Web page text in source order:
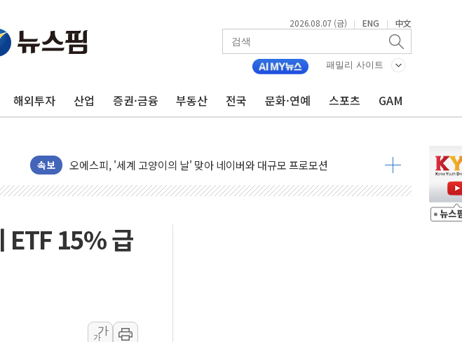
2026.08.07 (금) | ENG | 中文
패밀리 사이트
해외투자 산업 증권·금융 부동산 전국 문화·연예 스포츠 GAM
속보
"유니셈, 메모리 투자 재개·원가 안정화 '겹호재'" - 신한투자
샤페론, 임시주총서 5대1 액면병합 의결
29CM, 홈·라이프스타일 기획전 '이구홈위크' …최대 90% 할인
새온, '자율주행자동차 AI 미션 챌린지' 성료
사우디 "북·남서 이란 지휘 아래 동시 공격 임박…에너지·항만 표적"
GLN인터내셔널, 방한 외국인 QR결제 서비스 확장 나선다
에스트래픽, LS 일렉트릭 철도신호 사업 인수 계약
폭염에 하루 온열질환자 208명…누적 사망자 23명·가축 83만마리 폐사
오뚜기, '2026 오뚜기몰 대잔치' …경품·할인 혜택 풍성
ETF 15% 급
가
가